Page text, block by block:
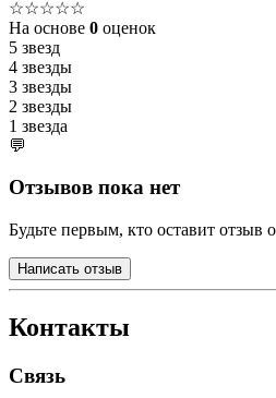
☆☆☆☆☆
На основе 0 оценок
5 звезд
4 звезды
3 звезды
2 звезды
1 звезда
💬
Отзывов пока нет
Будьте первым, кто оставит отзыв
Написать отзыв
Контакты
Связь